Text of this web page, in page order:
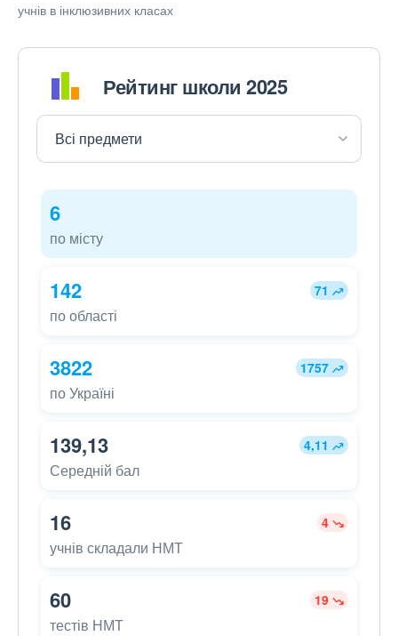
учнів в інклюзивних класах
Рейтинг школи 2025
6
по місту
142 71
по області
3822 1757
по Україні
139,13 4,11
Середній бал
16 4
учнів складали НМТ
60 19
тестів НМТ